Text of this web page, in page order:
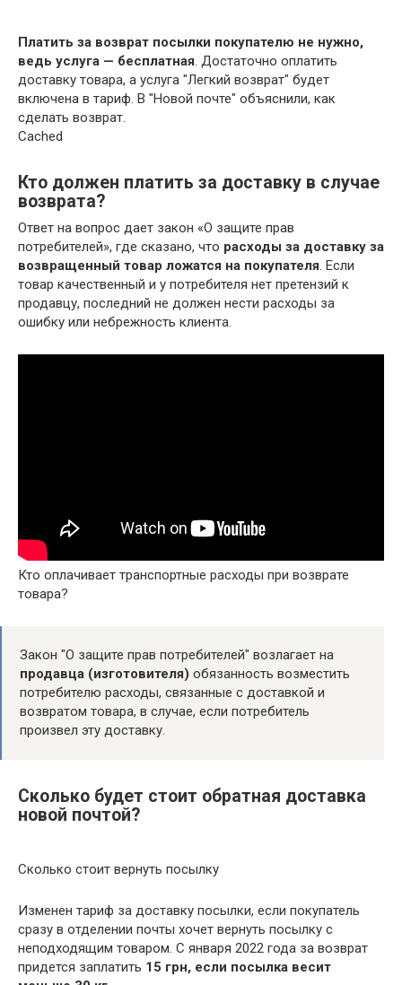
Платить за возврат посылки покупателю не нужно,
ведь услуга — бесплатная. Достаточно оплатить
доставку товара, а услуга "Легкий возврат" будет
включена в тариф. В "Новой почте" объяснили, как
сделать возврат.
Cached
Кто должен платить за доставку в случае
возврата?
Ответ на вопрос дает закон «О защите прав
потребителей», где сказано, что расходы за доставку за
возвращенный товар ложатся на покупателя. Если
товар качественный и у потребителя нет претензий к
продавцу, последний не должен нести расходы за
ошибку или небрежность клиента.
Кто оплачивает транспортные расходы при возврате
товара?
Закон "О защите прав потребителей" возлагает на
продавца (изготовителя) обязанность возместить
потребителю расходы, связанные с доставкой и
возвратом товара, в случае, если потребитель
произвел эту доставку.
Сколько будет стоит обратная доставка
новой почтой?
Сколько стоит вернуть посылку
Изменен тариф за доставку посылки, если покупатель
сразу в отделении почты хочет вернуть посылку с
неподходящим товаром. С января 2022 года за возврат
придется заплатить 15 грн, если посылка весит